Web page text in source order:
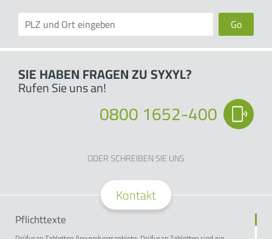
Go
SIE HABEN FRAGEN ZU SYXYL?
Rufen Sie uns an!
0800 1652-400
ODER SCHREIBEN SIE UNS
Kontakt
Pflichttexte